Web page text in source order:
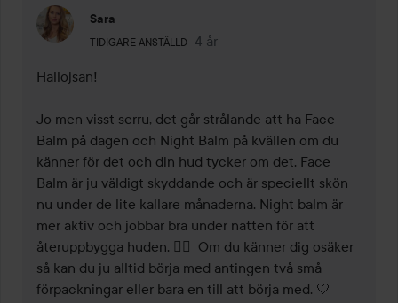
Sara
TIDIGARE ANSTÄLLD
Användarens roll: Tidigare anställd.
4 år
Kommentaren lades 4 år
Hallojsan!
Jo men visst serru, det går strålande att ha Face
Balm på dagen och Night Balm på kvällen om du
känner för det och din hud tycker om det. Face
Balm är ju väldigt skyddande och är speciellt skön
nu under de lite kallare månaderna. Night balm är
mer aktiv och jobbar bra under natten för att
återuppbygga huden. 👌🏼  Om du känner dig osäker
så kan du ju alltid börja med antingen två små
förpackningar eller bara en till att börja med. 🤍